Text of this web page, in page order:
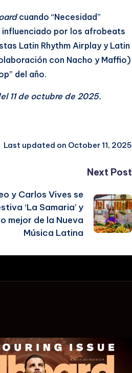
cuando “Necesidad”
influenciado por los afrobeats
Latin Rhythm Airplay y Latin
con Nacho y Maffio)
del año.
11 de octubre de 2025.
Last updated on October 11, 2025
Next Post
y Carlos Vives se
‘La Samaria’ y
mejor de la Nueva
Música Latina